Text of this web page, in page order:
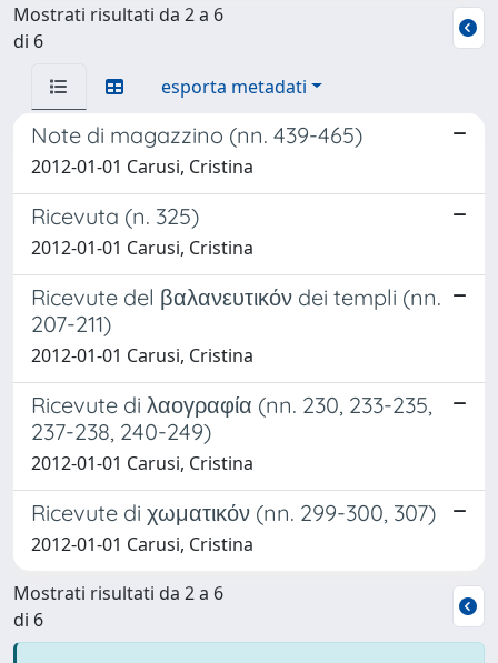
Mostrati risultati da 2 a 6
di 6
esporta metadati
Note di magazzino (nn. 439-465)
2012-01-01 Carusi, Cristina
Ricevuta (n. 325)
2012-01-01 Carusi, Cristina
Ricevute del βαλανευτικόν dei templi (nn.
207-211)
2012-01-01 Carusi, Cristina
Ricevute di λαογραφία (nn. 230, 233-235,
237-238, 240-249)
2012-01-01 Carusi, Cristina
Ricevute di χωματικόν (nn. 299-300, 307)
2012-01-01 Carusi, Cristina
Mostrati risultati da 2 a 6
di 6